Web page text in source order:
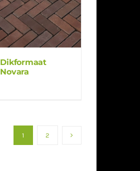
Dikformaat
Novara
1 2